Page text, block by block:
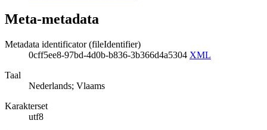
Meta-metadata
Metadata identificator (fileIdentifier)
0cff5ee8-97bd-4d0b-b836-3b366d4a5304 XML
Taal
Nederlands; Vlaams
Karakterset
utf8